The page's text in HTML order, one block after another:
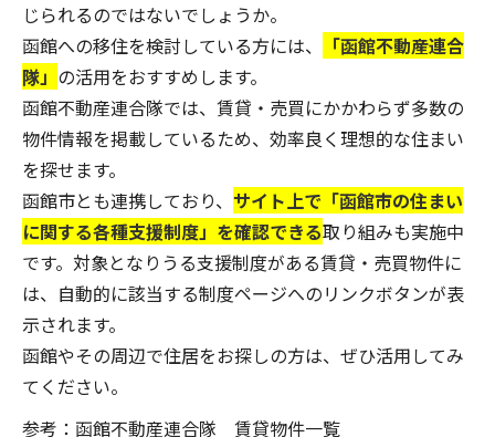
じられるのではないでしょうか。
函館への移住を検討している方には、
「函館不動産連合
隊」 の活用をおすすめします。
函館不動産連合隊では、賃貸・売買にかかわらず多数の
物件情報を掲載しているため、効率良く理想的な住まい
を探せます。
函館市とも連携しており、 サイト上で「函館市の住まい
に関する各種支援制度」を確認できる取り組みも実施中
です。対象となりうる支援制度がある賃貸・売買物件に
は、自動的に該当する制度ページへのリンクボタンが表
示されます。
函館やその周辺で住居をお探しの方は、ぜひ活用してみ
てください。
参考：函館不動産連合隊 賃貸物件一覧